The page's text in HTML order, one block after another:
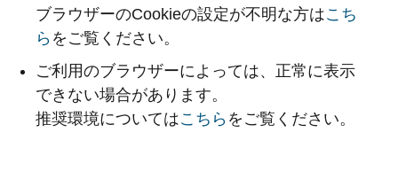
ブラウザーのCookieの設定が不明な方はこち
ら をご覧ください。
ご利用のブラウザーによっては、正常に表示
できない場合があります。
推奨環境についてはこちら をご覧ください。